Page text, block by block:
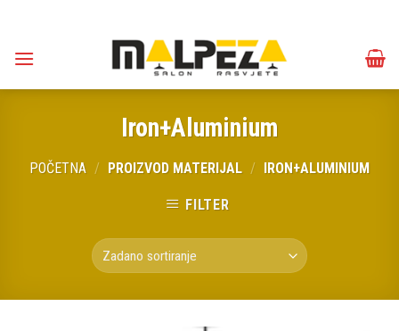
content
Iron+Aluminium
POČETNA / PROIZVOD MATERIJAL / IRON+ALUMINIUM
FILTER